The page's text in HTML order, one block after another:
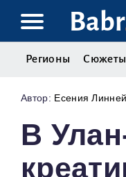
Babr
Регионы Сюжеты
Есения Линней
В